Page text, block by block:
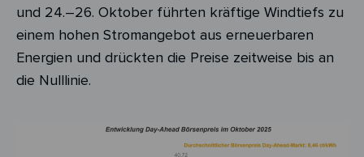
und 24.–26. Oktober führten kräftige Windtiefs zu
einem hohen Stromangebot aus erneuerbaren
Energien und drückten die Preise zeitweise bis an
die Nulllinie.